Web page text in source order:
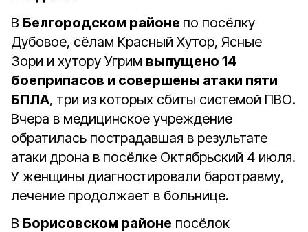
В Белгородском районе по посёлку
Дубовое, сёлам Красный Хутор, Ясные
Зори и хутору Угрим выпущено 14
боеприпасов и совершены атаки пяти
БПЛА, три из которых сбиты системой ПВО.
Вчера в медицинское учреждение
обратилась пострадавшая в результате
атаки дрона в посёлке Октябрьский 4 июля.
У женщины диагностировали баротравму,
лечение продолжает в больнице.
В Борисовском районе посёлок